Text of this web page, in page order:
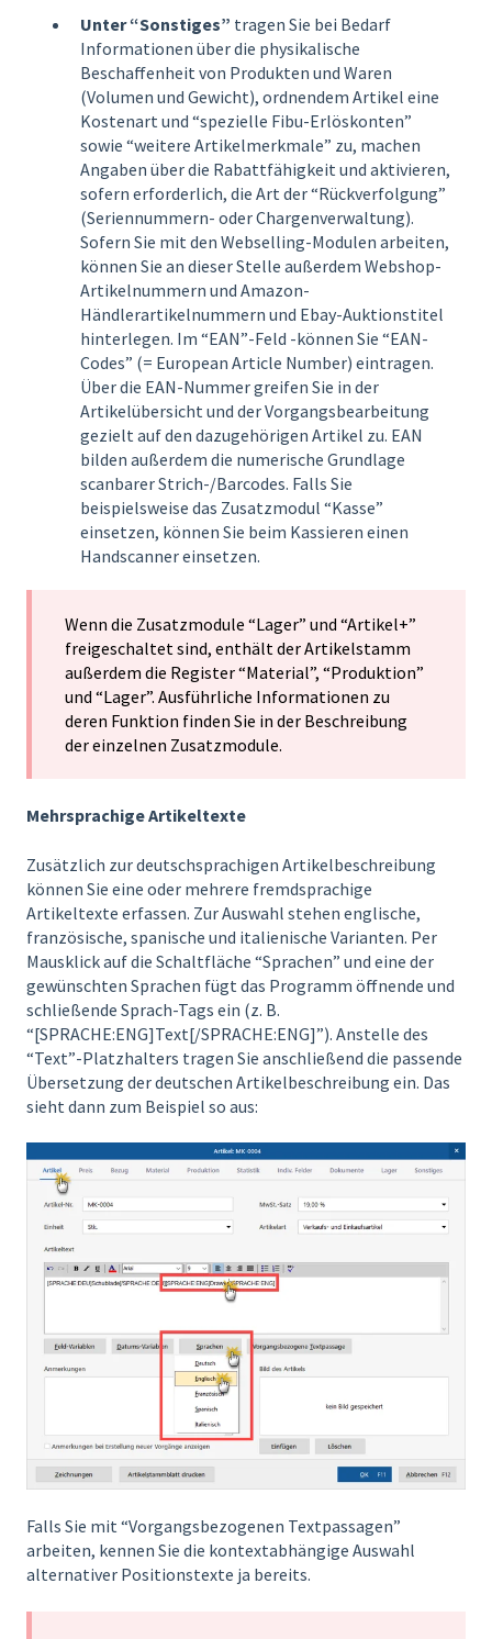
Unter “Sonstiges” tragen Sie bei Bedarf
Informationen über die physikalische
Beschaffenheit von Produkten und Waren
(Volumen und Gewicht), ordnendem Artikel eine
Kostenart und “spezielle Fibu-Erlöskonten”
sowie “weitere Artikelmerkmale” zu, machen
Angaben über die Rabattfähigkeit und aktivieren,
sofern erforderlich, die Art der “Rückverfolgung”
(Seriennummern- oder Chargenverwaltung).
Sofern Sie mit den Webselling-Modulen arbeiten,
können Sie an dieser Stelle außerdem Webshop-
Artikelnummern und Amazon-
Händlerartikelnummern und Ebay-Auktionstitel
hinterlegen. Im “EAN”-Feld -können Sie “EAN-
Codes” (= European Article Number) eintragen.
Über die EAN-Nummer greifen Sie in der
Artikelübersicht und der Vorgangsbearbeitung
gezielt auf den dazugehörigen Artikel zu. EAN
bilden außerdem die numerische Grundlage
scanbarer Strich-/Barcodes. Falls Sie
beispielsweise das Zusatzmodul “Kasse”
einsetzen, können Sie beim Kassieren einen
Handscanner einsetzen.
Wenn die Zusatzmodule “Lager” und “Artikel+”
freigeschaltet sind, enthält der Artikelstamm
außerdem die Register “Material”, “Produktion”
und “Lager”. Ausführliche Informationen zu
deren Funktion finden Sie in der Beschreibung
der einzelnen Zusatzmodule.
Mehrsprachige Artikeltexte
Zusätzlich zur deutschsprachigen Artikelbeschreibung
können Sie eine oder mehrere fremdsprachige
Artikeltexte erfassen. Zur Auswahl stehen englische,
französische, spanische und italienische Varianten. Per
Mausklick auf die Schaltfläche “Sprachen” und eine der
gewünschten Sprachen fügt das Programm öffnende und
schließende Sprach-Tags ein (z. B.
“[SPRACHE:ENG]Text[/SPRACHE:ENG]”). Anstelle des
“Text”-Platzhalters tragen Sie anschließend die passende
Übersetzung der deutschen Artikelbeschreibung ein. Das
sieht dann zum Beispiel so aus:
Falls Sie mit “Vorgangsbezogenen Textpassagen”
arbeiten, kennen Sie die kontextabhängige Auswahl
alternativer Positionstexte ja bereits.